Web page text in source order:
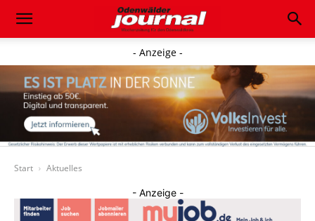
- Anzeige -
Start Aktuelles
- Anzeige -